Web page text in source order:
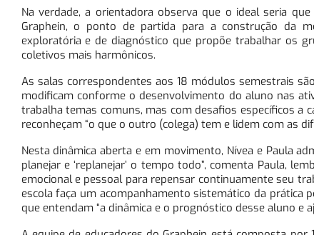
Na verdade, a orientadora observa que o ideal seria
Graphein, o ponto de partida para a construção da
exploratória e de diagnóstico que propõe trabalhar os
coletivos mais harmônicos.
As salas correspondentes aos 18 módulos semestrais
modificam conforme o desenvolvimento do aluno nas
trabalha temas comuns, mas com desafios específicos a
reconheçam “o que o outro (colega) tem e lidem com as
Nesta dinâmica aberta e em movimento, Nívea e Paula
planejar e ‘replanejar’ o tempo todo”, comenta Paula,
emocional e pessoal para repensar continuamente seu
escola faça um acompanhamento sistemático da prática
que entendam “a dinâmica e o prognóstico desse aluno e